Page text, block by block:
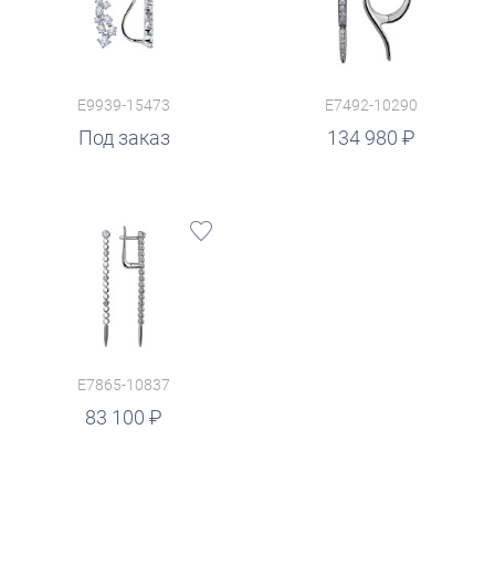
E9939-15473
Под заказ
E7492-10290
134 980
руб.
E7865-10837
83 100